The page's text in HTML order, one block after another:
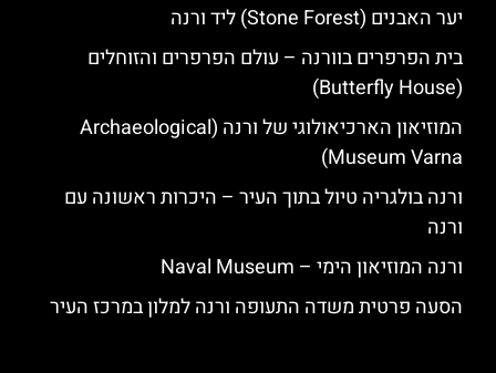
יער האבנים (Stone Forest) ליד ורנה
בית הפרפרים בוורנה – עולם הפרפרים והזוחלים
(Butterfly House)
המוזיאון הארכיאולוגי של ורנה (Archaeological
Museum Varna)
ורנה בולגריה טיול בתוך העיר – היכרות ראשונה עם
ורנה
ורנה המוזיאון הימי – Naval Museum
הסעה פרטית משדה התעופה ורנה למלון במרכז העיר